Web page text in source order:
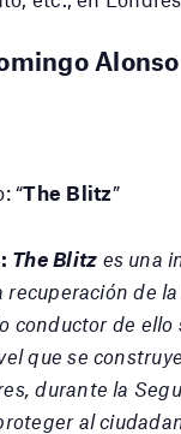
Alonso
“The Blitz”
The Blitz es una
de
conductor de ello
que se
durante la
al